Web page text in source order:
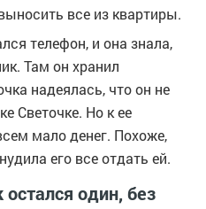
все из квартиры.
телефон, и она знала,
Там он хранил
надеялась, что он не
Светочке. Но к ее
мало денег. Похоже,
его все отдать ей.
один, без